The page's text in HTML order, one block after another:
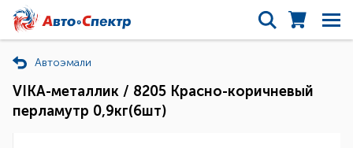
Автоэмали
VIKA-металлик / 8205 Красно-коричневый
перламутр 0,9кг(6шт)